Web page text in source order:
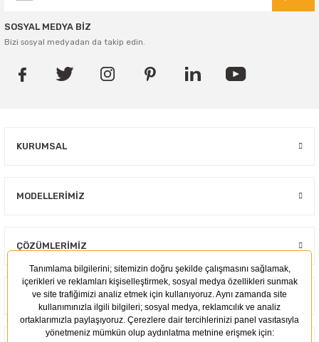
SOSYAL MEDYA BİZ
Bizi sosyal medyadan da takip edin.
KURUMSAL
MODELLERIMIZ
ÇÖZÜMLERIMIZ
KULLANIM ALANLARI